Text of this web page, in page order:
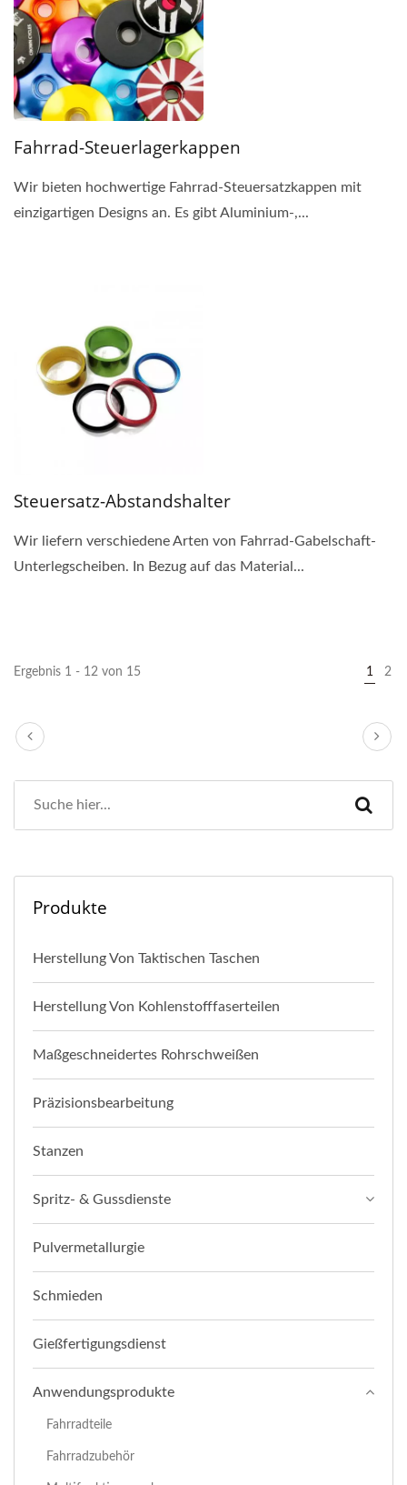
Fahrrad-Steuerlagerkappen
Wir bieten hochwertige Fahrrad-Steuersatzkappen mit
einzigartigen Designs an. Es gibt Aluminium-,...
Steuersatz-Abstandshalter
Wir liefern verschiedene Arten von Fahrrad-Gabelschaft-
Unterlegscheiben. In Bezug auf das Material...
Ergebnis 1 - 12 von 15 1 2
Produkte
Herstellung Von Taktischen Taschen
Herstellung Von Kohlenstofffaserteilen
Maßgeschneidertes Rohrschweißen
Präzisionsbearbeitung
Stanzen
Spritz- & Gussdienste
Pulvermetallurgie
Schmieden
Gießfertigungsdienst
Anwendungsprodukte
Fahrradteile
Fahrradzubehör